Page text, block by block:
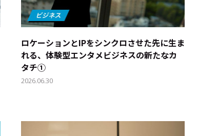
ロケーションとIPをシンクロさせた先に生ま
れる、体験型エンタメビジネスの新たなカ
タチ①
2026.06.30